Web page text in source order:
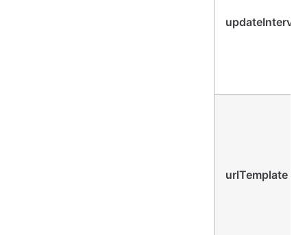
updateInterval
urlTemplate